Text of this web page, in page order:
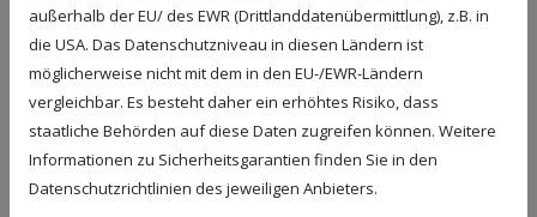
entgegenstehen, werden die Daten gelöscht,
sollten Sie nicht ausdrücklich einer weiteren
Verwendung zugestimmt haben.
Eine Speicherung kann jedoch über die
angegebene Zeit hinaus im Falle einer (drohenden)
Rechtsstreitigkeit mit Ihnen oder eines sonstigen
außerhalb der EU/ des EWR (Drittlanddatenübermittlung), z.B. in
die USA. Das Datenschutzniveau in diesen Ländern ist
möglicherweise nicht mit dem in den EU-/EWR-Ländern
vergleichbar. Es besteht daher ein erhöhtes Risiko, dass
staatliche Behörden auf diese Daten zugreifen können. Weitere
Informationen zu Sicherheitsgarantien finden Sie in den
Datenschutzrichtlinien des jeweiligen Anbieters.